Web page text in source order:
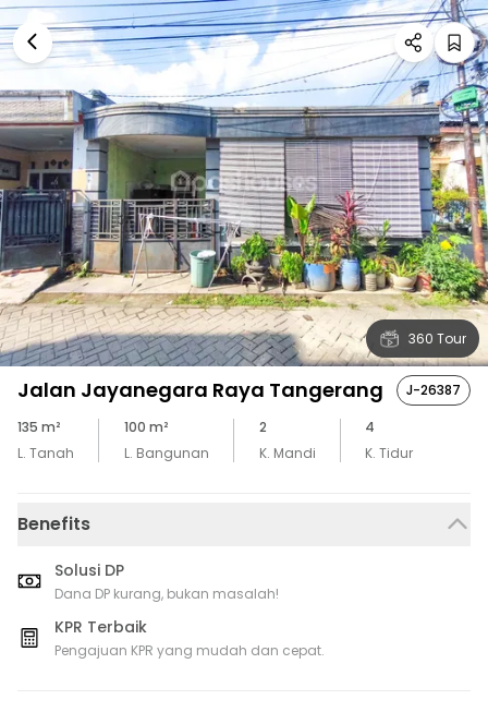
360 Tour
Jalan Jayanegara Raya Tangerang
J-26387
135 m²
L. Tanah
100 m²
L. Bangunan
2
K. Mandi
4
K. Tidur
Benefits
Solusi DP
Dana DP kurang, bukan masalah!
KPR Terbaik
Pengajuan KPR yang mudah dan cepat.